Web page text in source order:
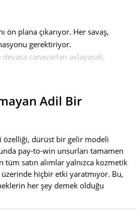
ön plana çıkarıyor. Her savaş,
gerektiriyor.
canavarları avlayacak,
10 dövüşlerde diğer oyuncularla
Stratejik yetenek seçimi ve
zaferin anahtarı olabilir.
ve Kendi Av
geliştirme imkanına sahip
gadget ve pasif yetenek
yükseltebilir ve farklı
için ideal bir yapım
Adil Bir
özelliği, dürüst bir gelir modeli
pay-to-win unsurları tamamen
tüm satın alımlar yalnızca kozmetik
üzerinde hiçbir etki yaratmıyor. Bu,
her şey demek olduğu